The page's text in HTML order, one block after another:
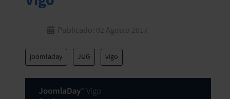
Publicado: 02 Agosto 2017
joomladay JUG vigo